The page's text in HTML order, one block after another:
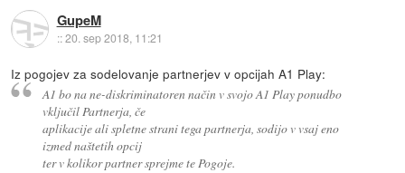
GupeM
::20. sep 2018, 11:21
Iz pogojev za sodelovanje partnerjev v opcijah A1 Play:
A1 bo na ne-diskriminatoren način v svojo A1 Play ponudbo
vključil Partnerja, če
aplikacije ali spletne strani tega partnerja, sodijo v vsaj eno
izmed naštetih opcij
ter v kolikor partner sprejme te Pogoje.